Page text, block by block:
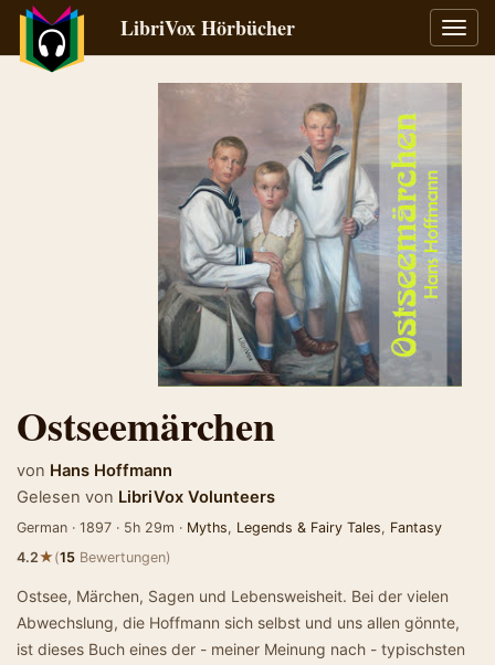
LibriVox Hörbücher
Ostseemärchen
von Hans Hoffmann
Gelesen von LibriVox Volunteers
German · 1897 · 5h 29m · Myths, Legends & Fairy Tales, Fantasy
4.2★(15 Bewertungen)
Ostsee, Märchen, Sagen und Lebensweisheit. Bei der vielen
Abwechslung, die Hoffmann sich selbst und uns allen gönnte,
ist dieses Buch eines der - meiner Meinung nach - typischsten